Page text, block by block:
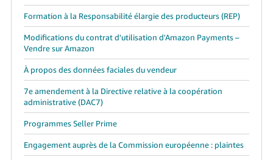
Formation à la Responsabilité élargie des producteurs (REP)
Modifications du contrat d'utilisation d'Amazon Payments –
Vendre sur Amazon
À propos des données faciales du vendeur
7e amendement à la Directive relative à la coopération
administrative (DAC7)
Programmes Seller Prime
Engagement auprès de la Commission européenne : plaintes